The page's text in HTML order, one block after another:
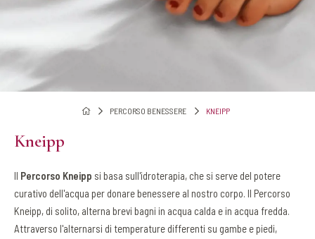
PERCORSO BENESSERE KNEIPP
Kneipp
Il Percorso Kneipp si basa sull'idroterapia, che si serve del potere
curativo dell'acqua per donare benessere al nostro corpo. Il Percorso
Kneipp, di solito, alterna brevi bagni in acqua calda e in acqua fredda.
Attraverso l'alternarsi di temperature differenti su gambe e piedi,